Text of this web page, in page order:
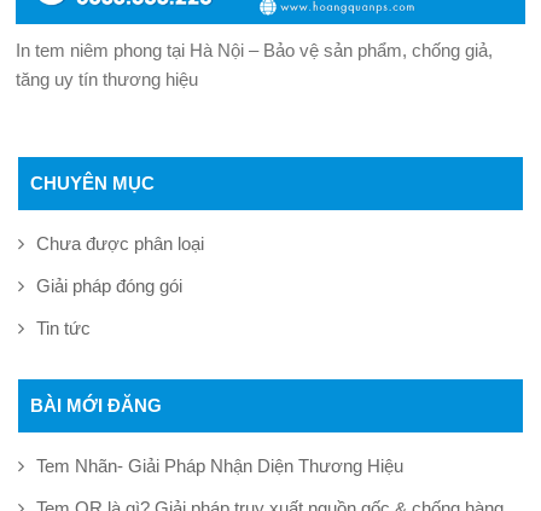
In tem niêm phong tại Hà Nội – Bảo vệ sản phẩm, chống giả,
tăng uy tín thương hiệu
CHUYÊN MỤC
Chưa được phân loại
Giải pháp đóng gói
Tin tức
BÀI MỚI ĐĂNG
Tem Nhãn- Giải Pháp Nhận Diện Thương Hiệu